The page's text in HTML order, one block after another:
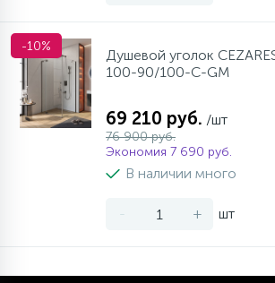
-10%
Душевой уголок
100-90/100-C-GM
69 210 руб. /шт
76 900 руб.
Экономия 7 690 руб.
В наличии много
- + шт